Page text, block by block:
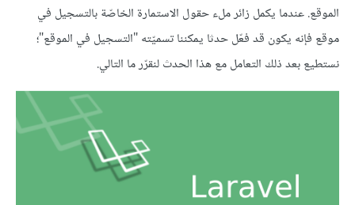
الموقع. عندما يكمل زائر ملء حقول الاستمارة الخاصّة بالتسجيل في
موقع فإنه يكون قد فعّل حدثا يمكننا تسميّته "التسجيل في الموقع"؛
نستطيع بعد ذلك التعامل مع هذا الحدث لنقرّر ما التالي.